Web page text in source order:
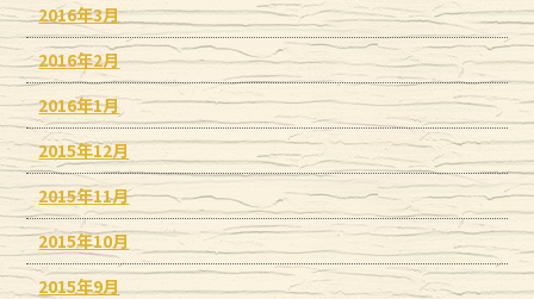
2016年3月
2016年2月
2016年1月
2015年12月
2015年11月
2015年10月
2015年9月